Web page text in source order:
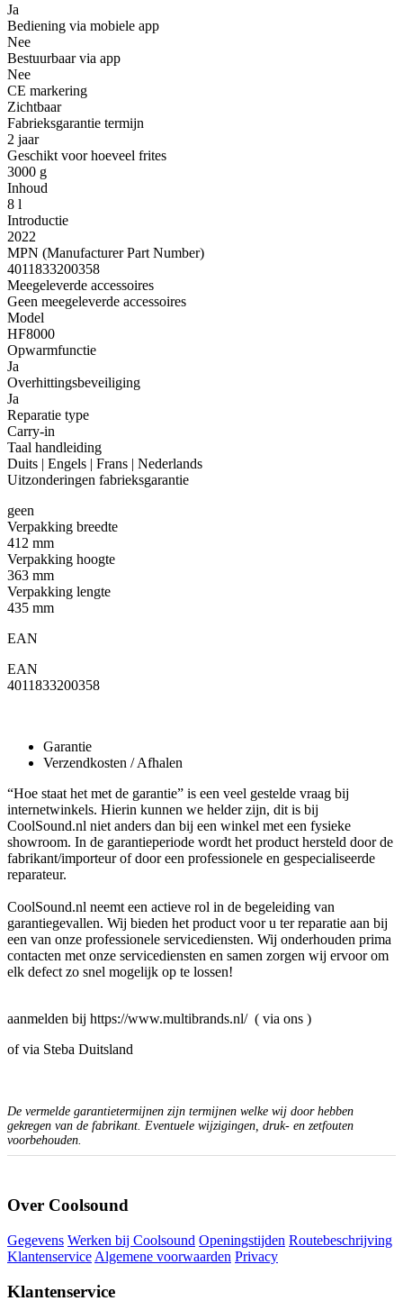
Ja
Bediening via mobiele app
Nee
Bestuurbaar via app
Nee
CE markering
Zichtbaar
Fabrieksgarantie termijn
2 jaar
Geschikt voor hoeveel frites
3000 g
Inhoud
8 l
Introductie
2022
MPN (Manufacturer Part Number)
4011833200358
Meegeleverde accessoires
Geen meegeleverde accessoires
Model
HF8000
Opwarmfunctie
Ja
Overhittingsbeveiliging
Ja
Reparatie type
Carry-in
Taal handleiding
Duits | Engels | Frans | Nederlands
Uitzonderingen fabrieksgarantie
geen
Verpakking breedte
412 mm
Verpakking hoogte
363 mm
Verpakking lengte
435 mm
EAN
EAN
4011833200358
Garantie
Verzendkosten / Afhalen
“Hoe staat het met de garantie” is een veel gestelde vraag bij
internetwinkels. Hierin kunnen we helder zijn, dit is bij
CoolSound.nl niet anders dan bij een winkel met een fysieke
showroom. In de garantieperiode wordt het product hersteld door de
fabrikant/importeur of door een professionele en gespecialiseerde
reparateur.
CoolSound.nl neemt een actieve rol in de begeleiding van
garantiegevallen. Wij bieden het product voor u ter reparatie aan bij
een van onze professionele servicediensten. Wij onderhouden prima
contacten met onze servicediensten en samen zorgen wij ervoor om
elk defect zo snel mogelijk op te lossen!
aanmelden bij https://www.multibrands.nl/ ( via ons )
of via Steba Duitsland
De vermelde garantietermijnen zijn termijnen welke wij door hebben
gekregen van de fabrikant. Eventuele wijzigingen, druk- en zetfouten
voorbehouden.
Over Coolsound
Gegevens Werken bij Coolsound Openingstijden Routebeschrijving
Klantenservice Algemene voorwaarden Privacy
Klantenservice